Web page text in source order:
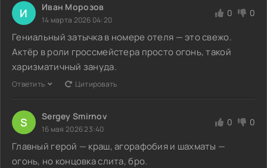
И Иван Морозов
14 марта 2026 04:20
0 0
Гениальный затычка в номере отеля — это свежо.
Актёр в роли гроссмейстера просто огонь, такой
харизматичный зануда.
Ответить Цитировать
S Sergey Smirnov
16 мая 2026 23:40
0 0
Главный герой — краш, агорафобия и шахматы —
огонь, но концовка слита, бро.